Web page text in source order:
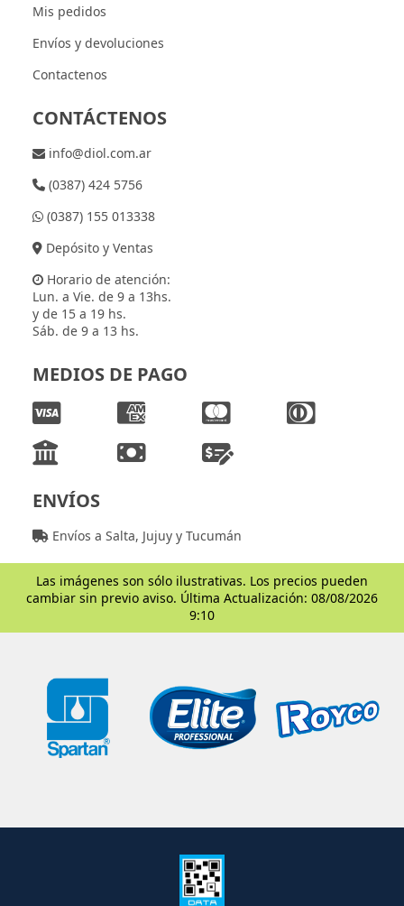
Mis pedidos
Envíos y devoluciones
Contactenos
CONTÁCTENOS
info@diol.com.ar
(0387) 424 5756
(0387) 155 013338
Depósito y Ventas
Horario de atención:
Lun. a Vie. de 9 a 13hs.
y de 15 a 19 hs.
Sáb. de 9 a 13 hs.
MEDIOS DE PAGO
ENVÍOS
Envíos a Salta, Jujuy y Tucumán
Las imágenes son sólo ilustrativas. Los precios pueden
cambiar sin previo aviso. Última Actualización: 08/08/2026
9:10